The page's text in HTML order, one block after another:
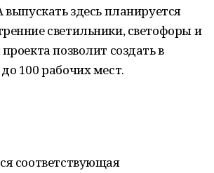
выпускать здесь планируется
светильники, светофоры и
позволит создать в
100 рабочих мест.
соответствующая